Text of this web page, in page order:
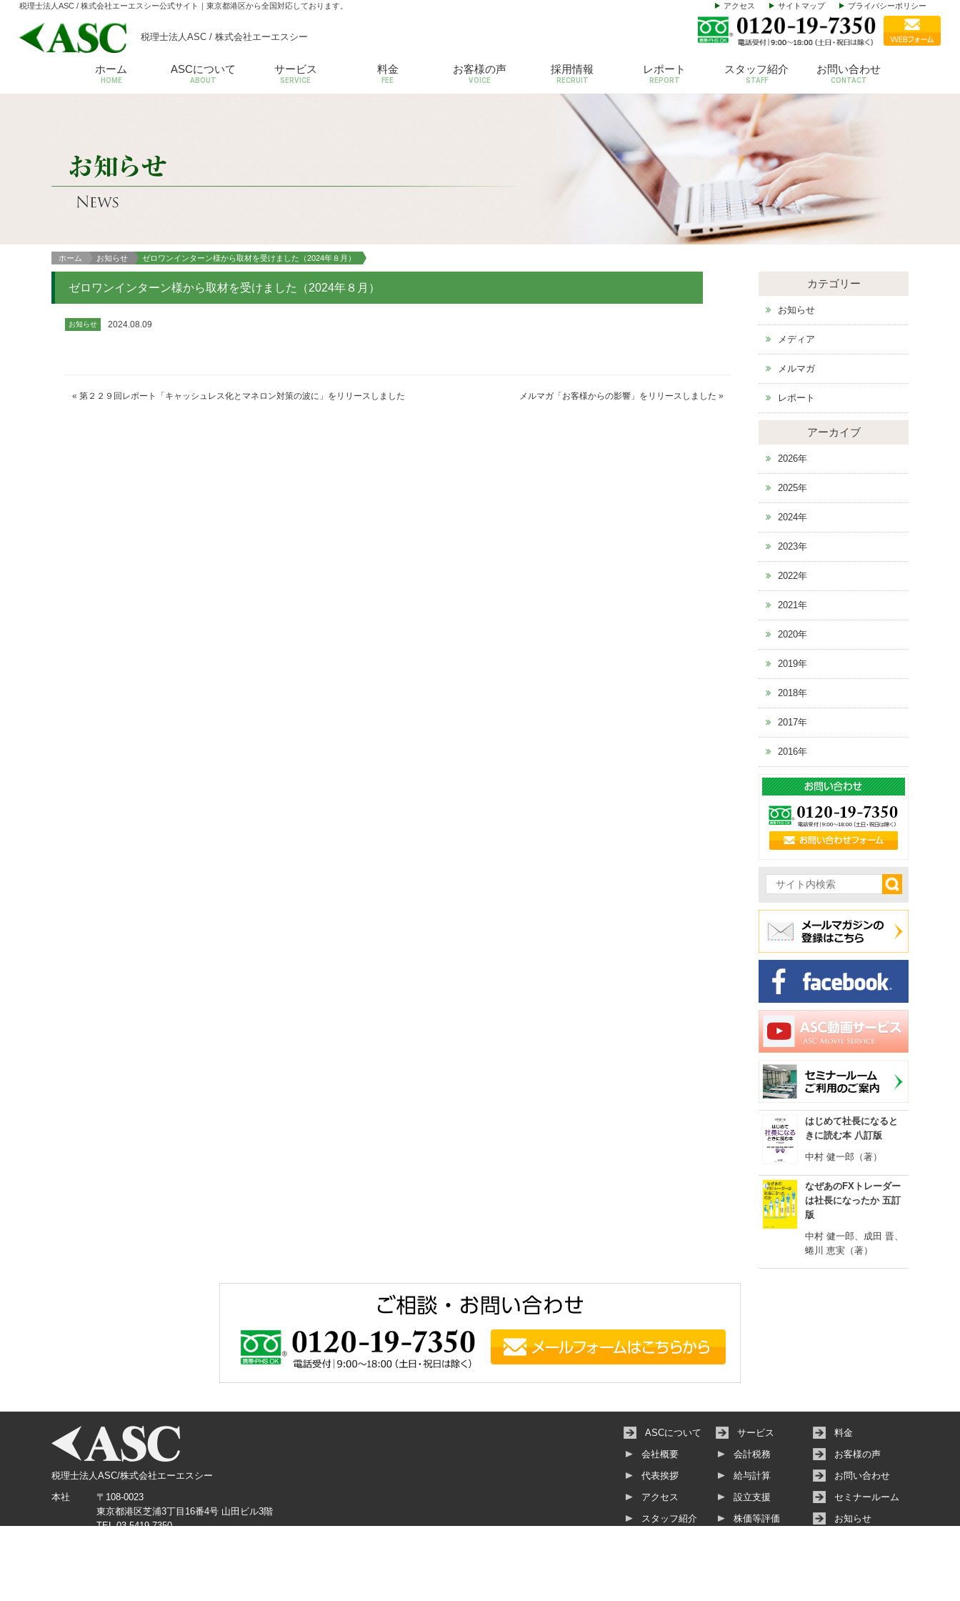
税理士法人ASC / 株式会社エーエスシー公式サイト ｜東京都港区から全国対応しております。 アクセス サイトマップ プライバシーポリシー
税理士法人ASC / 株式会社エーエスシー
ホーム
HOME
ASCについて
ABOUT
サービス
SERVICE
料金
FEE
お客様の声
VOICE
採用情報
RECRUIT
レポート
REPORT
スタッフ紹介
STAFF
お問い合わせ
CONTACT
ホーム お知らせ ゼロワンインターン様から取材を受けました（2024年８月）
ゼロワンインターン様から取材を受けました（2024年８月）
お知らせ 2024.08.09
«第２２９回レポート「キャッシュレス化とマネロン対策の波に」をリリースしました メルマガ「お客様からの影響」をリリースしました »
カテゴリー
お知らせ
メディア
メルマガ
レポート
アーカイブ
2026年
2025年
2024年
2023年
2022年
2021年
2020年
2019年
2018年
2017年
2016年
はじめて社長になると
きに読む本 八訂版
中村 健一郎（著）
なぜあのFXトレーダー
は社長になったか 五訂
版
中村 健一郎、成田 晋、
蜷川 恵実（著）
税理士法人ASC/株式会社エーエスシー
本社
〒108-0023
東京都港区芝浦3丁目16番4号 山田ビル3階
TEL.03-5419-7350
ASCについて
会社概要
代表挨拶
アクセス
スタッフ紹介
サービス
会計税務
給与計算
設立支援
株価等評価
料金
お客様の声
お問い合わせ
セミナールーム
お知らせ